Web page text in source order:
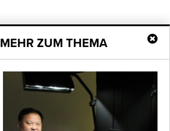
MEHR ZUM THEMA